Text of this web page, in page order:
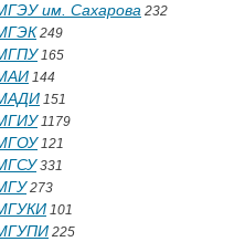
им. Сахарова 232
249
165
144
151
1179
121
331
273
101
225